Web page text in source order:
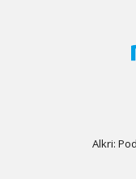
Alkri: